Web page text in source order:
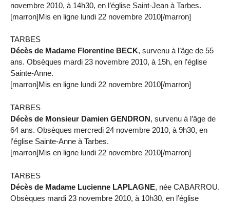
novembre 2010, à 14h30, en l’église Saint-Jean à Tarbes.
[marron]Mis en ligne lundi 22 novembre 2010[/marron]
TARBES
Décès de Madame Florentine BECK, survenu à l’âge de 55
ans. Obsèques mardi 23 novembre 2010, à 15h, en l’église
Sainte-Anne.
[marron]Mis en ligne lundi 22 novembre 2010[/marron]
TARBES
Décès de Monsieur Damien GENDRON, survenu à l’âge de
64 ans. Obsèques mercredi 24 novembre 2010, à 9h30, en
l’église Sainte-Anne à Tarbes.
[marron]Mis en ligne lundi 22 novembre 2010[/marron]
TARBES
Décès de Madame Lucienne LAPLAGNE, née CABARROU.
Obsèques mardi 23 novembre 2010, à 10h30, en l’église